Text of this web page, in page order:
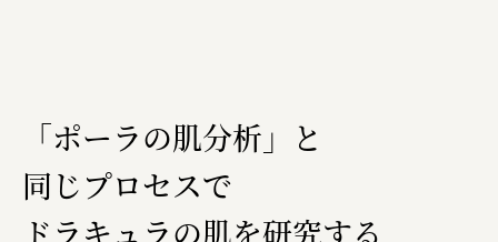
複合的な形式で実施
三國屋善五郎
福山電業株式会社
「ポーラの肌分析」と
同じプロセスで
ドラキュラの肌を研究する